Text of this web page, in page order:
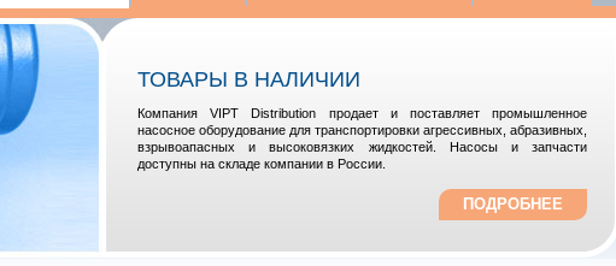
ТОВАРЫ В НАЛИЧИИ
Компания VIPT Distribution продает и поставляет промышленное
насосное оборудование для транспортировки агрессивных, абразивных,
взрывоапасных и высоковязких жидкостей. Насосы и запчасти
доступны на складе компании в России.
ПОДРОБНЕЕ